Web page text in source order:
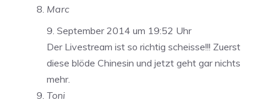
Marc
9. September 2014 um 19:52 Uhr
Der Livestream ist so richtig scheisse!!! Zuerst
diese blöde Chinesin und jetzt geht gar nichts
mehr.
Toni